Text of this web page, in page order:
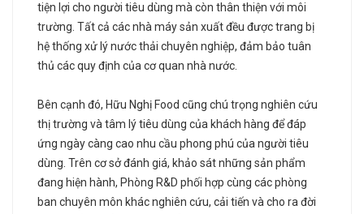
tiện lợi cho người tiêu dùng mà còn thân thiện với môi
trường. Tất cả các nhà máy sản xuất đều được trang bị
hệ thống xử lý nước thải chuyên nghiệp, đảm bảo tuân
thủ các quy định của cơ quan nhà nước.
Bên cạnh đó, Hữu Nghị Food cũng chú trọng nghiên cứu
thị trường và tâm lý tiêu dùng của khách hàng để đáp
ứng ngày càng cao nhu cầu phong phú của người tiêu
dùng. Trên cơ sở đánh giá, khảo sát những sản phẩm
đang hiện hành, Phòng R&D phối hợp cùng các phòng
ban chuyên môn khác nghiên cứu, cải tiến và cho ra đời